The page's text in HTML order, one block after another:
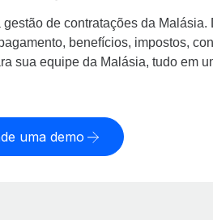
gestão de contratações da
benefícios, impostos,
sua equipe da Malásia, tudo em
uma demo